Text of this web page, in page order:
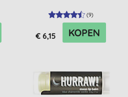
(9)
€ 6,15 KOPEN